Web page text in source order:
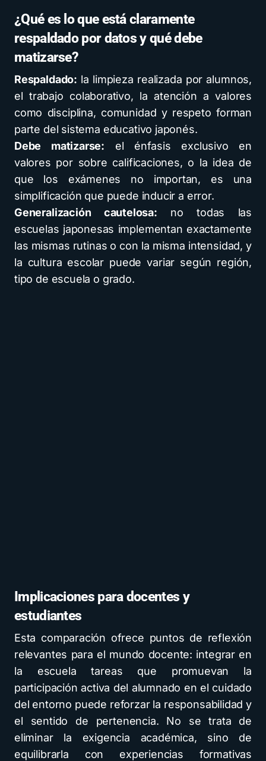
¿Qué es lo que está claramente
respaldado por datos y qué debe
matizarse?
Respaldado: la limpieza realizada por alumnos,
el trabajo colaborativo, la atención a valores
como disciplina, comunidad y respeto forman
parte del sistema educativo japonés.
Debe matizarse: el énfasis exclusivo en
valores por sobre calificaciones, o la idea de
que los exámenes no importan, es una
simplificación que puede inducir a error.
Generalización cautelosa: no todas las
escuelas japonesas implementan exactamente
las mismas rutinas o con la misma intensidad, y
la cultura escolar puede variar según región,
tipo de escuela o grado.
Implicaciones para docentes y
estudiantes
Esta comparación ofrece puntos de reflexión
relevantes para el mundo docente: integrar en
la escuela tareas que promuevan la
participación activa del alumnado en el cuidado
del entorno puede reforzar la responsabilidad y
el sentido de pertenencia. No se trata de
eliminar la exigencia académica, sino de
equilibrarla con experiencias formativas